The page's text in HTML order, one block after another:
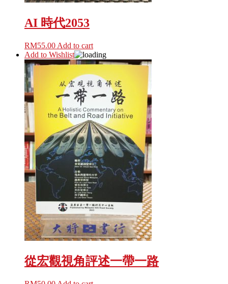
AI 時代2053
RM55.00 Add to cart
Add to Wishlist
從宏觀視角評述一帶一路